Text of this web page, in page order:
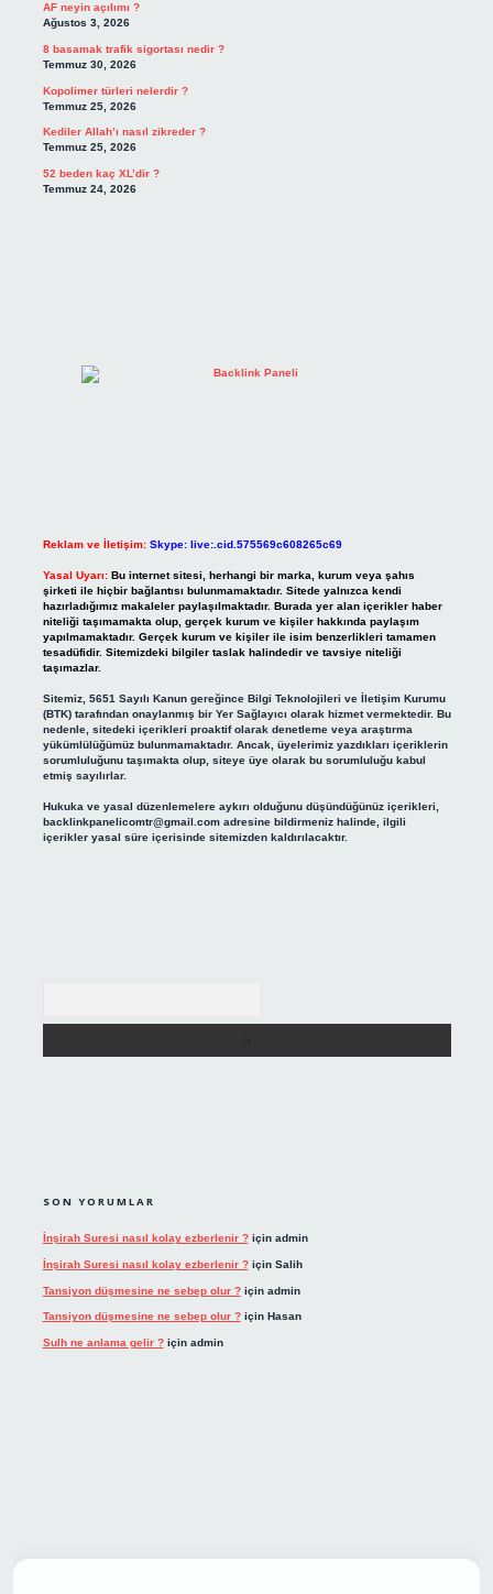
AF neyin açılımı ?
Ağustos 3, 2026
8 basamak trafik sigortası nedir ?
Temmuz 30, 2026
Kopolimer türleri nelerdir ?
Temmuz 25, 2026
Kediler Allah’ı nasıl zikreder ?
Temmuz 25, 2026
52 beden kaç XL’dir ?
Temmuz 24, 2026
Reklam ve İletişim: Skype: live:.cid.575569c608265c69
Yasal Uyarı: Bu internet sitesi, herhangi bir marka, kurum veya şahıs
şirketi ile hiçbir bağlantısı bulunmamaktadır. Sitede yalnızca kendi
hazırladığımız makaleler paylaşılmaktadır. Burada yer alan içerikler haber
niteliği taşımamakta olup, gerçek kurum ve kişiler hakkında paylaşım
yapılmamaktadır. Gerçek kurum ve kişiler ile isim benzerlikleri tamamen
tesadüfidir. Sitemizdeki bilgiler taslak halindedir ve tavsiye niteliği
taşımazlar.
Sitemiz, 5651 Sayılı Kanun gereğince Bilgi Teknolojileri ve İletişim Kurumu
(BTK) tarafından onaylanmış bir Yer Sağlayıcı olarak hizmet vermektedir. Bu
nedenle, sitedeki içerikleri proaktif olarak denetleme veya araştırma
yükümlülüğümüz bulunmamaktadır. Ancak, üyelerimiz yazdıkları içeriklerin
sorumluluğunu taşımakta olup, siteye üye olarak bu sorumluluğu kabul
etmiş sayılırlar.
Hukuka ve yasal düzenlemelere aykırı olduğunu düşündüğünüz içerikleri,
backlinkpanelicomtr@gmail.comadresine bildirmeniz halinde, ilgili
içerikler yasal süre içerisinde sitemizden kaldırılacaktır.
SON YORUMLAR
İnşirah Suresi nasıl kolay ezberlenir ?için admin
İnşirah Suresi nasıl kolay ezberlenir ?için Salih
Tansiyon düşmesine ne sebep olur ?için admin
Tansiyon düşmesine ne sebep olur ?için Hasan
Sulh ne anlama gelir ?için admin